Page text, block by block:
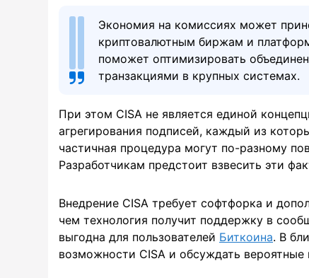
Экономия на комиссиях может
криптовалютным биржам и
поможет оптимизировать
транзакциями в крупных системах.
При этом CISA не является единой
агрегирования подписей, каждый из
частичная процедура могут по-разному
Разработчикам предстоит взвесить эти
Внедрение CISA требует софтфорка и
чем технология получит поддержку в
выгодна для пользователей Биткоина. В
возможности CISA и обсуждать вероятные